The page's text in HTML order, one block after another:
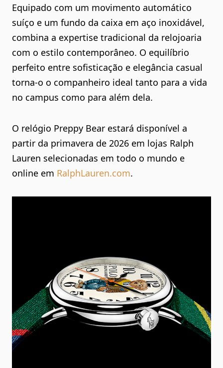
Equipado com um movimento automático
suíço e um fundo da caixa em aço inoxidável,
combina a expertise tradicional da relojoaria
com o estilo contemporâneo. O equilíbrio
perfeito entre sofisticação e elegância casual
torna-o o companheiro ideal tanto para a vida
no campus como para além dela.
O relógio Preppy Bear estará disponível a
partir da primavera de 2026 em lojas Ralph
Lauren selecionadas em todo o mundo e
online em RalphLauren.com.